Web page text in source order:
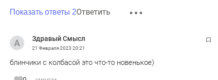
Показать ответы 2Ответить
Здpавый Cмысл
21 Февраля 2023 20:21
блинчики с колбасой это что-то новенькое)